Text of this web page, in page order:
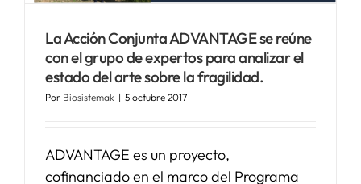
La Acción Conjunta ADVANTAGE se reúne
con el grupo de expertos para analizar el
estado del arte sobre la fragilidad.
Por Biosistemak | 5 octubre 2017
ADVANTAGE es un proyecto,
cofinanciado en el marco del Programa